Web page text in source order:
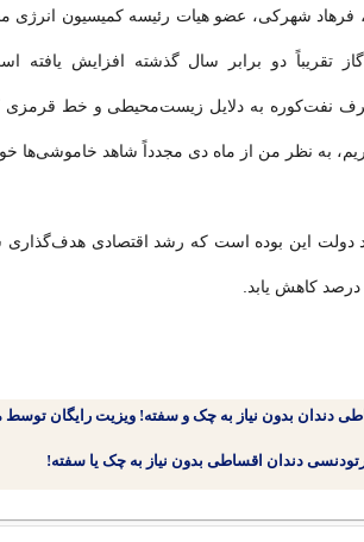
فرهاد شهرکی، عضو هیات رئیسه کمیسیون انرژی
تقریباً دو برابر سال گذشته افزایش یافته
نفت‌کوره به دلایل زیست‌محیطی و خط قرمزی
به نظر من از ماه دی مجدداً شاهد خاموشی‌ها
دولت این بوده است که رشد اقتصادی هدف‌گذاری
دندان بدون نیاز به چک و سفته! ویزیت رایگان